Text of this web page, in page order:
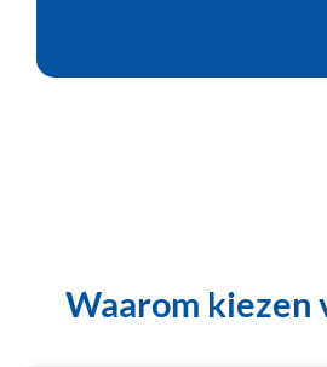
Waarom kiezen